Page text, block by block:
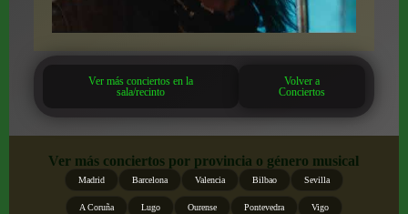
Ver más conciertos en la
sala/recinto
Volver a
Conciertos
Ver más conciertos por provincia o género musical
Madrid Barcelona Valencia Bilbao Sevilla
A Coruña Lugo Ourense Pontevedra Vigo